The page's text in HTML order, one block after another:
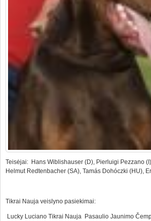
Teisėjai: Hans Wiblishauser (D), Pierluigi Pezzano
Helmut Redtenbacher (SA), Tamás Dohóczki (HU),
Tikrai Nauja veislyno pasiekimai:
Lucky Luciano Tikrai Nauja Pasaulio Jaunimo